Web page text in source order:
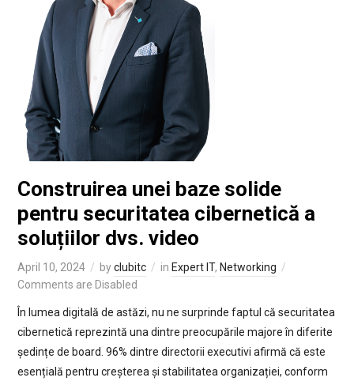
Construirea unei baze solide
pentru securitatea cibernetică a
soluțiilor dvs. video
April 10, 2024 byclubitc in Expert IT, Networking
Comments are Disabled
În lumea digitală de astăzi, nu ne surprinde faptul că securitatea
cibernetică reprezintă una dintre preocupările majore în diferite
ședințe de board. 96% dintre directorii executivi afirmă că este
esențială pentru creșterea și stabilitatea organizației, conform